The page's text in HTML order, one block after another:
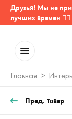
Друзья! Мы не
лучших времен 🤷‍♂️
Главная
Пред. товар